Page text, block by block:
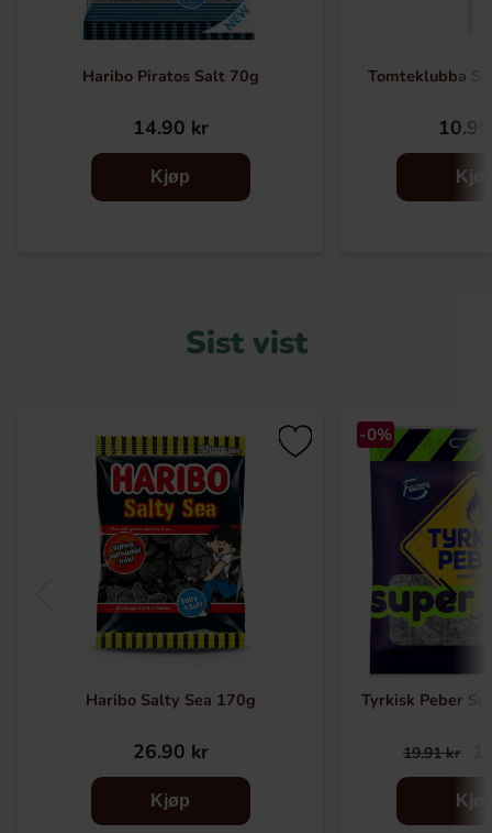
Haribo Piratos Salt 70g
14.90 kr
Kjøp
Tomteklubba
Sist vist
Haribo Salty Sea 170g
26.90 kr
Kjøp
-0%
Tyrkisk Peber
19.91 kr